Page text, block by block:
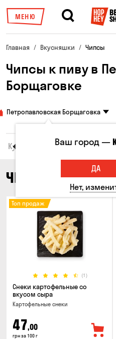
МЕНЮ
Главная Вкусняшки Чипсы
Чипсы к пиву в
Борщаговке
Петропавловская Борщаговка
Кукуруза Семечки
ЧИПСЫ
(1)
Топ продаж
Снеки картофельные со
вкусом сыра
Картофельные снеки
47,00
грн за 100 г
Ваш город —
ДА
Нет,